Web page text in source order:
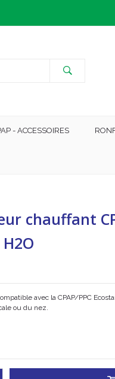
- ACCESSOIRES
chauffant
avec la CPAP/PPC
ou du nez.